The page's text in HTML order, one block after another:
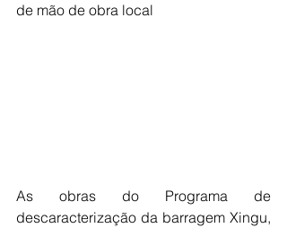
de mão de obra local
As obras do Programa de
descaracterização da barragem Xingu,